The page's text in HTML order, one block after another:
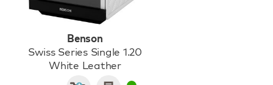
Benson
Swiss Series Single 1.20
White Leather